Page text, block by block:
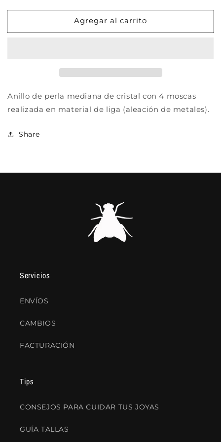
para
COCOFLY
para
ANILLO
COCOFLY
Agregar al carrito
Anillo de perla mediana de cristal con 4 moscas
realizada en material de liga (aleación de metales).
Share
Servicios
ENVÍOS
CAMBIOS
FACTURACIÓN
Tips
CONSEJOS PARA CUIDAR TUS JOYAS
GUÍA TALLAS